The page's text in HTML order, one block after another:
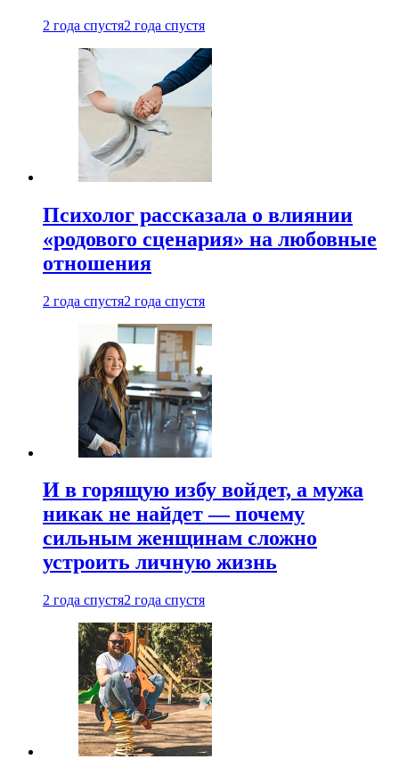
2 года спустя2 года спустя
Психолог рассказала о влиянии
«родового сценария» на любовные
отношения
2 года спустя2 года спустя
И в горящую избу войдет, а мужа
никак не найдет — почему
сильным женщинам сложно
устроить личную жизнь
2 года спустя2 года спустя